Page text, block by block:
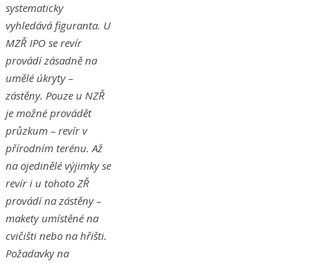
systematicky
vyhledává figuranta. U
MZŘ IPO se revír
provádí zásadně na
umělé úkryty –
zástěny. Pouze u NZŘ
je možné provádět
průzkum – revír v
přírodním terénu. Až
na ojedinělé výjimky se
revír i u tohoto ZŘ
provádí na zástěny –
makety umístěné na
cvičišti nebo na hřišti.
Požadavky na